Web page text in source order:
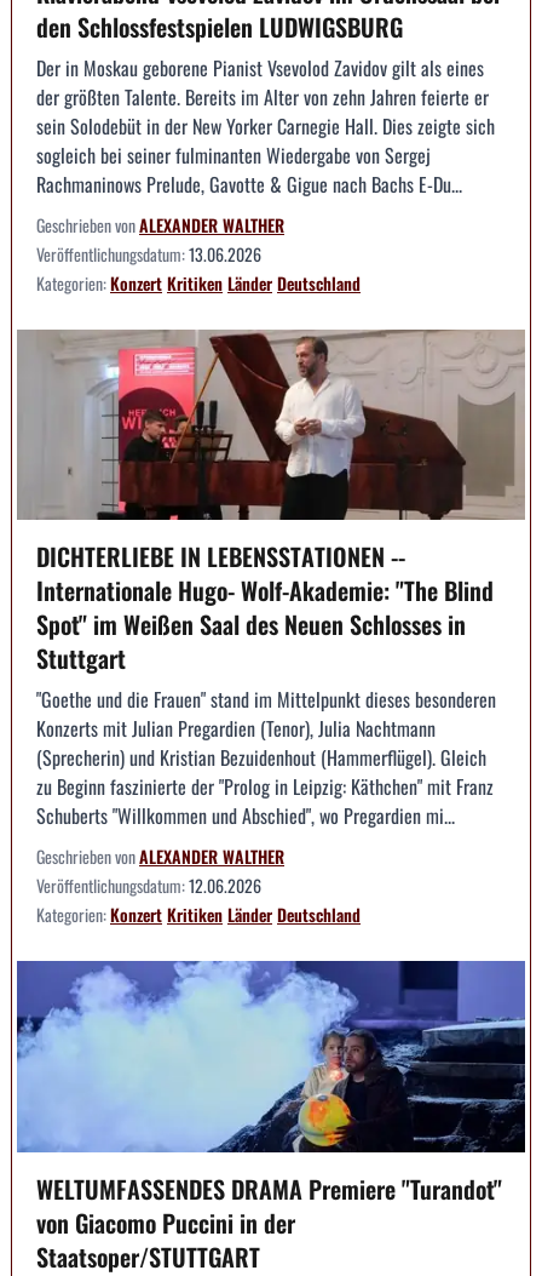
den Schlossfestspielen LUDWIGSBURG
Der in Moskau geborene Pianist Vsevolod Zavidov gilt als eines
der größten Talente. Bereits im Alter von zehn Jahren feierte er
sein Solodebüt in der New Yorker Carnegie Hall. Dies zeigte sich
sogleich bei seiner fulminanten Wiedergabe von Sergej
Rachmaninows Prelude, Gavotte & Gigue nach Bachs E-Du...
Geschrieben vonALEXANDER WALTHER
Veröffentlichungsdatum:13.06.2026
Kategorien:KonzertKritikenLänderDeutschland
DICHTERLIEBE IN LEBENSSTATIONEN --
Internationale Hugo- Wolf-Akademie: "The Blind
Spot" im Weißen Saal des Neuen Schlosses in
Stuttgart
"Goethe und die Frauen" stand im Mittelpunkt dieses besonderen
Konzerts mit Julian Pregardien (Tenor), Julia Nachtmann
(Sprecherin) und Kristian Bezuidenhout (Hammerflügel). Gleich
zu Beginn faszinierte der "Prolog in Leipzig: Käthchen" mit Franz
Schuberts "Willkommen und Abschied", wo Pregardien mi...
Geschrieben vonALEXANDER WALTHER
Veröffentlichungsdatum:12.06.2026
Kategorien:KonzertKritikenLänderDeutschland
WELTUMFASSENDES DRAMA Premiere "Turandot"
von Giacomo Puccini in der
Staatsoper/STUTTGART